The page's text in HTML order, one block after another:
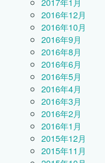
2016年12月
2016年10月
2016年9月
2016年8月
2016年6月
2016年5月
2016年4月
2016年3月
2016年2月
2016年1月
2015年12月
2015年11月